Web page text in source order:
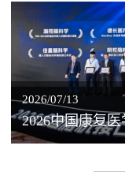
2026/07/13